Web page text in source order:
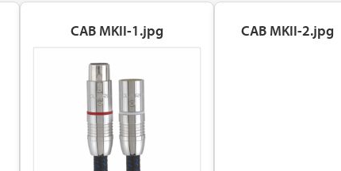
CAB MKII-1.jpg CAB MKII-2.jpg